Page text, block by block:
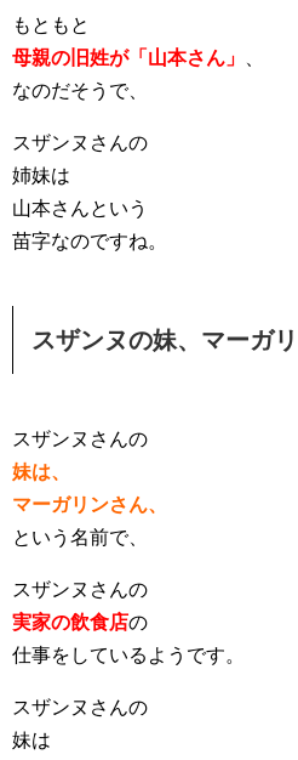
もともと
母親の旧姓が「山本さん」
なのだそうで、
スザンヌさんの
姉妹は
山本さんという
苗字なのですね。
スザンヌの妹、マーガ
スザンヌさんの
妹は、
マーガリンさん、
という名前で、
スザンヌさんの
実家の飲食店の
仕事をしているようです。
スザンヌさんの
妹は